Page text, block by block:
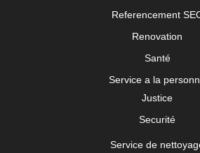
Referencement
Renovation
Santé
Service a la
Justice
Securité
Service de